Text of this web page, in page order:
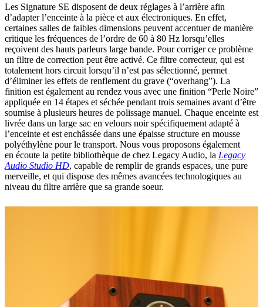
Les Signature SE disposent de deux réglages à l’arrière afin
d’adapter l’enceinte à la pièce et aux électroniques. En effet,
certaines salles de faibles dimensions peuvent accentuer de manière
critique les fréquences de l’ordre de 60 à 80 Hz lorsqu’elles
reçoivent des hauts parleurs large bande. Pour corriger ce problème
un filtre de correction peut être activé. Ce filtre correcteur, qui est
totalement hors circuit lorsqu’il n’est pas sélectionné, permet
d’éliminer les effets de renflement du grave (“overhang”). La
finition est également au rendez vous avec une finition “Perle Noire”
appliquée en 14 étapes et séchée pendant trois semaines avant d’être
soumise à plusieurs heures de polissage manuel. Chaque enceinte est
livrée dans un large sac en velours noir spécifiquement adapté à
l’enceinte et est enchâssée dans une épaisse structure en mousse
polyéthylène pour le transport. Nous vous proposons également
en écoute la petite bibliothèque de chez Legacy Audio, la Legacy
Audio Studio HD, capable de remplir de grands espaces, une pure
merveille, et qui dispose des mêmes avancées technologiques au
niveau du filtre arrière que sa grande soeur.